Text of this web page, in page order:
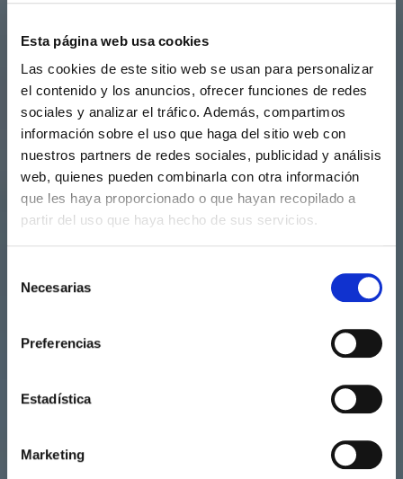
Esta página web usa cookies
Las cookies de este sitio web se usan para personalizar
el contenido y los anuncios, ofrecer funciones de redes
sociales y analizar el tráfico. Además, compartimos
información sobre el uso que haga del sitio web con
nuestros partners de redes sociales, publicidad y análisis
web, quienes pueden combinarla con otra información
que les haya proporcionado o que hayan recopilado a
partir del uso que haya hecho de sus servicios.
Necesarias
Preferencias
Estadística
Marketing